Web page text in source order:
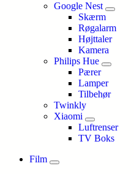
Google Nest
Skærm
Røgalarm
Højttaler
Kamera
Philips Hue
Pærer
Lamper
Tilbehør
Twinkly
Xiaomi
Luftrenser
TV Boks
Film